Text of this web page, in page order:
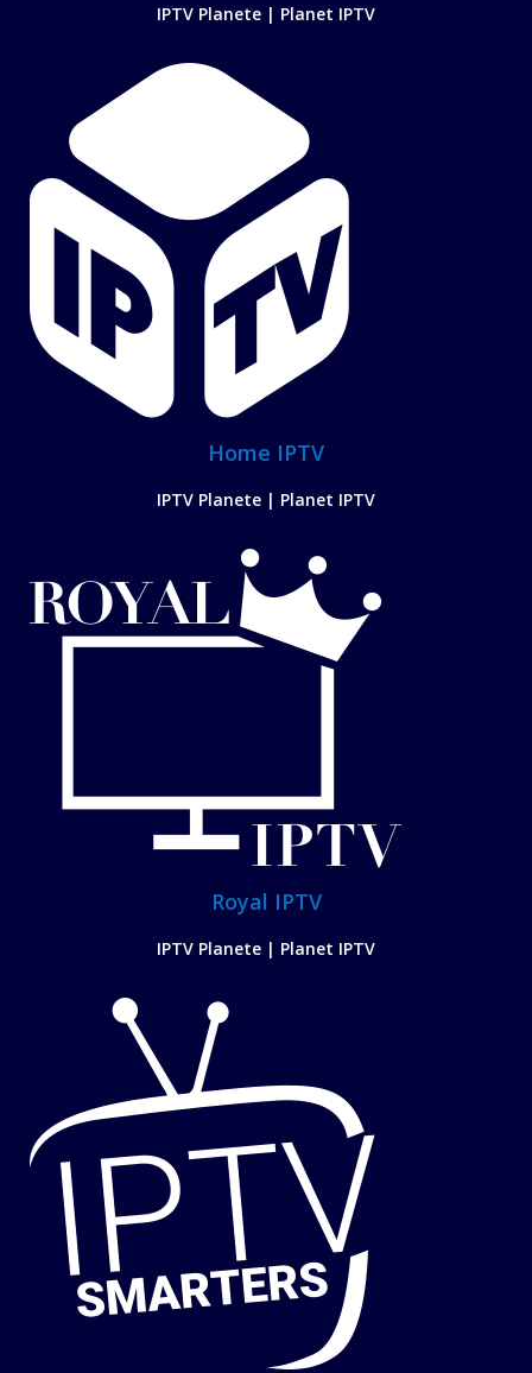
IPTV Planete | Planet IPTV
Home IPTV
IPTV Planete | Planet IPTV
Royal IPTV
IPTV Planete | Planet IPTV